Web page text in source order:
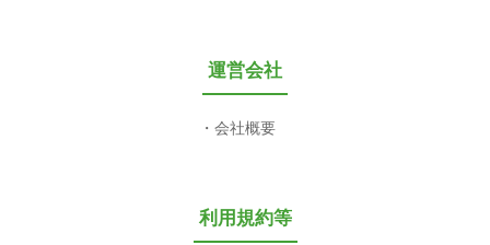
運営会社
会社概要
利用規約等